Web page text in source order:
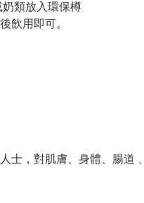
奶類放入環保樽
飲用即可。
士，對肌膚、身體、腸道